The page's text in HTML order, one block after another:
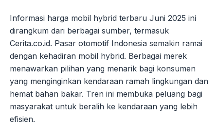
Informasi harga mobil hybrid terbaru Juni 2025 ini
dirangkum dari berbagai sumber, termasuk
Cerita.co.id. Pasar otomotif Indonesia semakin ramai
dengan kehadiran mobil hybrid. Berbagai merek
menawarkan pilihan yang menarik bagi konsumen
yang menginginkan kendaraan ramah lingkungan dan
hemat bahan bakar. Tren ini membuka peluang bagi
masyarakat untuk beralih ke kendaraan yang lebih
efisien.